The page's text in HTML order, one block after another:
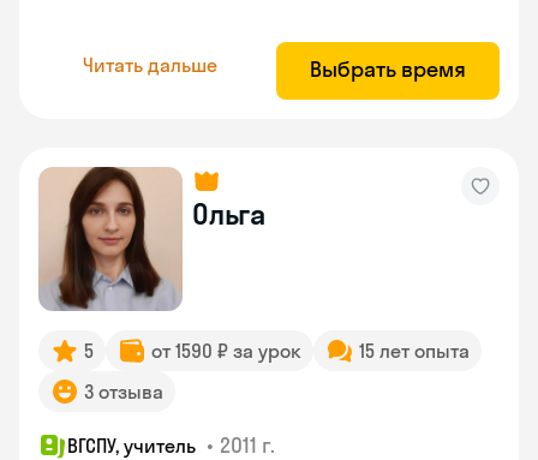
Читать дальше Выбрать время
Ольга
5 от 1590 ₽ за урок
15 лет опыта
3 отзыва
ВГСПУ, учитель • 2011 г.